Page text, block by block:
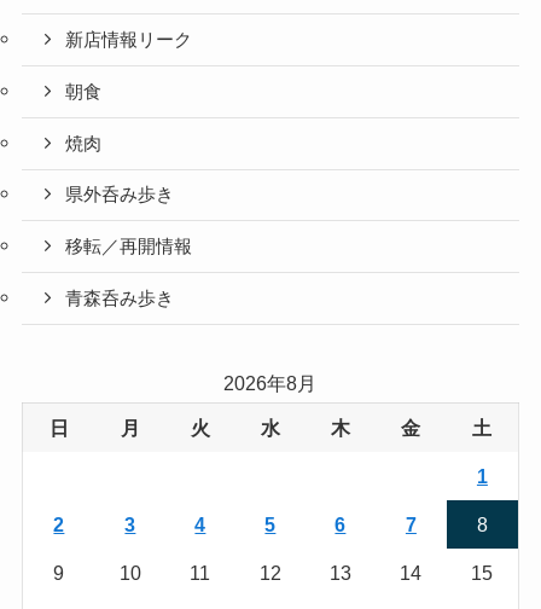
新店情報リーク
朝食
焼肉
県外呑み歩き
移転／再開情報
青森呑み歩き
2026年8月
日 月 火 水 木 金 土
1
2 3 4 5 6 7 8
9 10 11 12 13 14 15